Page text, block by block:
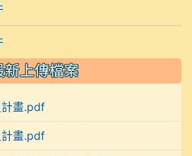
新上傳檔案
計畫.pdf
計畫.pdf